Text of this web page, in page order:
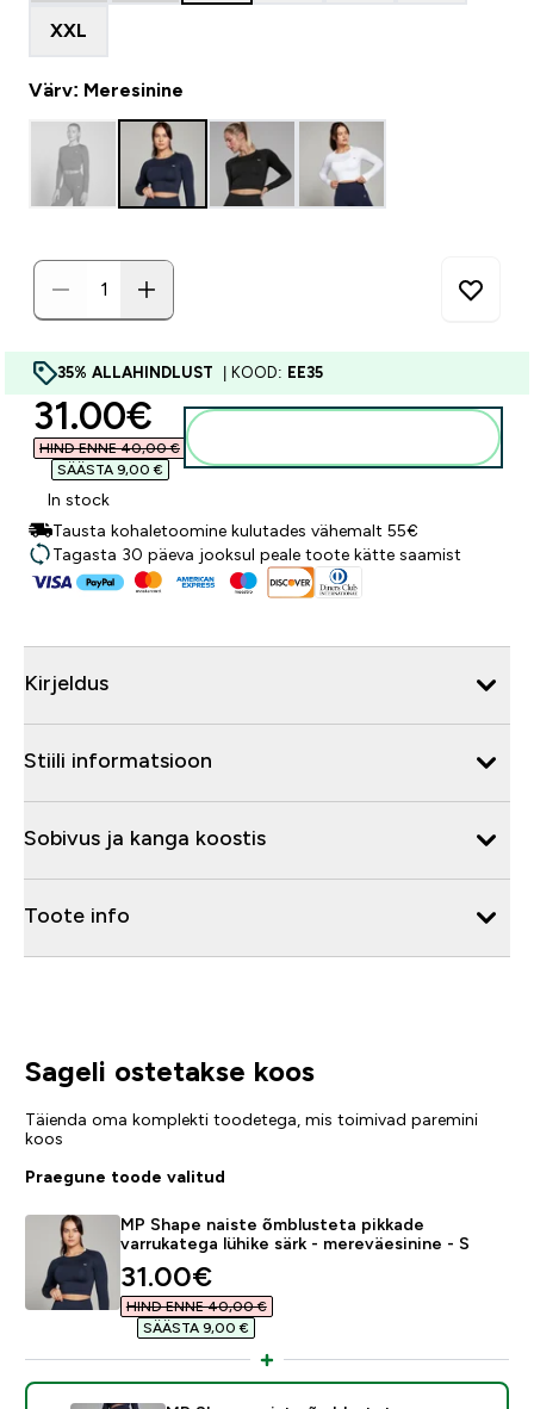
XXL
Värv: Meresinine
35% ALLAHINDLUST | KOOD: EE35
discounted price
31.00€‎
HIND ENNE 40,00 €‎
SÄÄSTA 9,00 €‎
In stock
Tausta kohaletoomine kulutades vähemalt 55€
Tagasta 30 päeva jooksul peale toote kätte saamist
Kirjeldus
Stiili informatsioon
Sobivus ja kanga koostis
Toote info
Sageli ostetakse koos
Täienda oma komplekti toodetega, mis toimivad paremini
koos
Praegune toode valitud
MP Shape naiste õmblusteta pikkade
varrukatega lühike särk - mereväesinine - S
discounted price
31.00€‎
HIND ENNE 40,00 €‎
SÄÄSTA 9,00 €‎